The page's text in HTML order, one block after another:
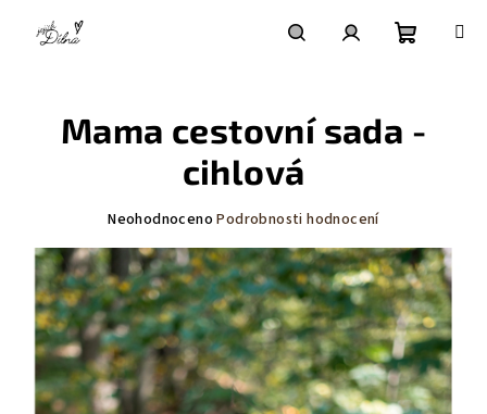
košík
Mama cestovní sada -
cihlová
produktu
hvězdiček.
Neohodnoceno Podrobnosti hodnocení